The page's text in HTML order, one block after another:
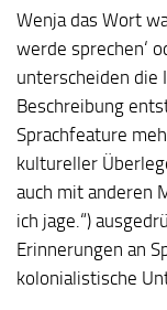
Wenja das Wort
werde sprechen‘
unterscheiden die
Beschreibung
Sprachfeature
kultureller
auch mit anderen
ich jage.“)
Erinnerungen an
kolonialistische